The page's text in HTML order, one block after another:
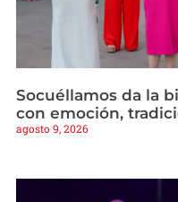
Socuéllamos da la
con emoción,
agosto 9, 2026